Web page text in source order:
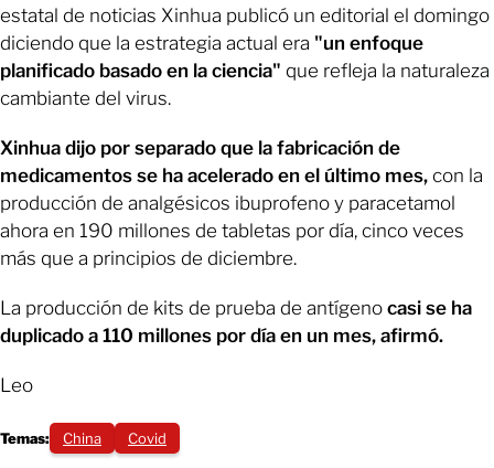
estatal de noticias Xinhua publicó un editorial el domingo
diciendo que la estrategia actual era "un enfoque
planificado basado en la ciencia" que refleja la naturaleza
cambiante del virus.
Xinhua dijo por separado que la fabricación de
medicamentos se ha acelerado en el último mes, con la
producción de analgésicos ibuprofeno y paracetamol
ahora en 190 millones de tabletas por día, cinco veces
más que a principios de diciembre.
La producción de kits de prueba de antígeno casi se ha
duplicado a 110 millones por día en un mes, afirmó.
Leo
Temas: China Covid